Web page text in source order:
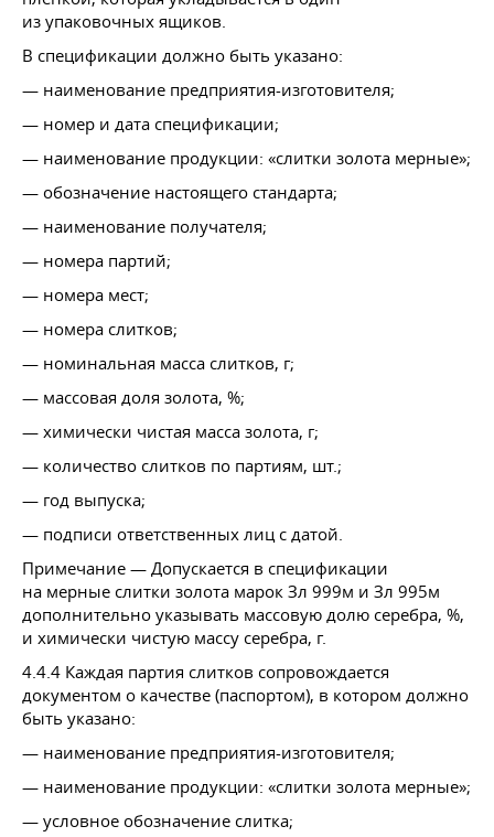
из упаковочных ящиков.
В спецификации должно быть указано:
— наименование предприятия-изготовителя;
— номер и дата спецификации;
— наименование продукции: «слитки золота мерные»;
— обозначение настоящего стандарта;
— наименование получателя;
— номера партий;
— номера мест;
— номера слитков;
— номинальная масса слитков, г;
— массовая доля золота, %;
— химически чистая масса золота, г;
— количество слитков по партиям, шт.;
— год выпуска;
— подписи ответственных лиц с датой.
Примечание — Допускается в спецификации
на мерные слитки золота марок Зл 999м и Зл 995м
дополнительно указывать массовую долю серебра, %,
и химически чистую массу серебра, г.
4.4.4 Каждая партия слитков сопровождается
документом о качестве (паспортом), в котором должно
быть указано:
— наименование предприятия-изготовителя;
— наименование продукции: «слитки золота мерные»;
— условное обозначение слитка;